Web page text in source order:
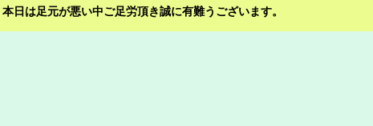
日は足元が悪い中ご足労頂き誠に有難うございます。